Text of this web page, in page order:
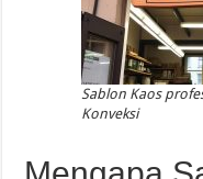
Sablon Kaos
Konveksi